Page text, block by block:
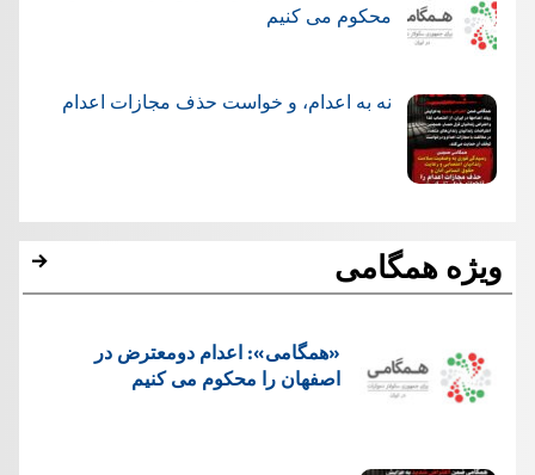
محکوم می کنیم
نه به اعدام، و خواست حذف مجازات اعدام
ویژه همگامی
«همگامی»: اعدام دومعترض در
اصفهان را محکوم می کنیم